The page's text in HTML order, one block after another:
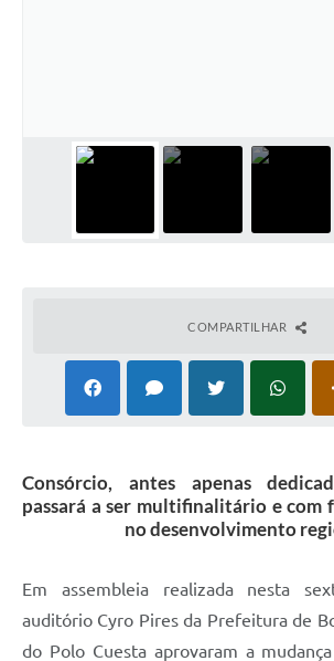
COMPARTILHAR
Consórcio, antes apenas
passará a ser multifinalitário e com
no desenvolvimento
Em assembleia realizada nesta
auditório Cyro Pires da Prefeitura de
do Polo Cuesta aprovaram a